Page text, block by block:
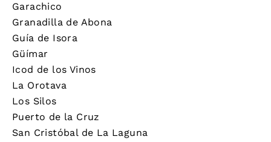
Garachico
Granadilla de Abona
Guía de Isora
Güímar
Icod de los Vinos
La Orotava
Los Silos
Puerto de la Cruz
San Cristóbal de La Laguna